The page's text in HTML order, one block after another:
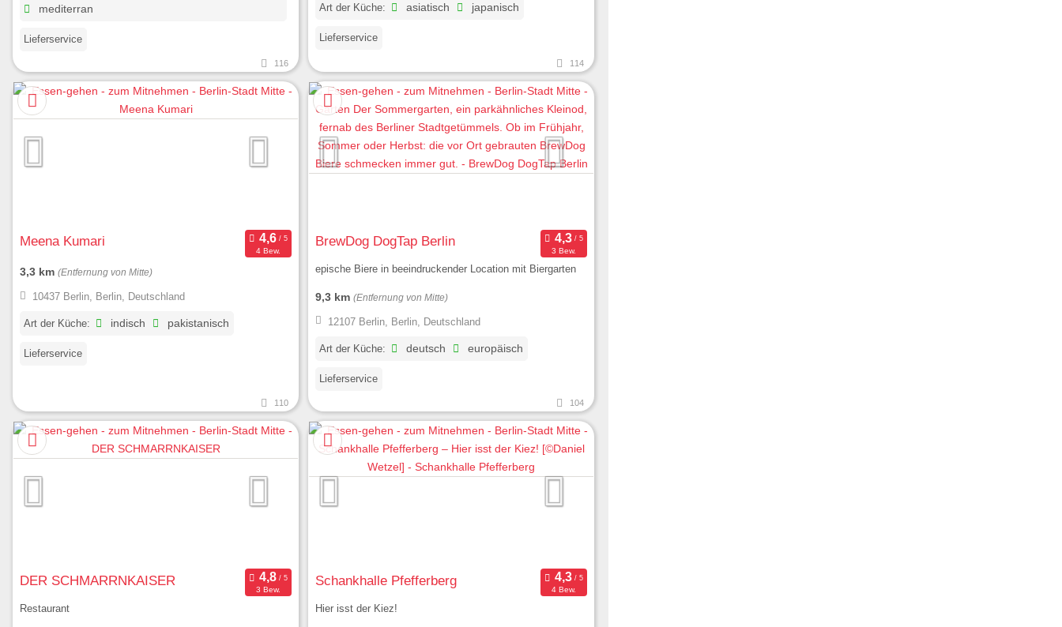
mediterran
Lieferservice
116
Art der Küche: asiatisch japanisch
Lieferservice
114
Meena Kumari
4 Bew.
3,3 km (Entfernung von Mitte)
10437 Berlin, Berlin, Deutschland
Art der Küche: indisch pakistanisch
Lieferservice
110
BrewDog DogTap Berlin
3 Bew.
epische Biere in beeindruckender Location mit Biergarten
9,3 km (Entfernung von Mitte)
12107 Berlin, Berlin, Deutschland
Art der Küche: deutsch europäisch
Lieferservice
104
DER SCHMARRNKAISER
3 Bew.
Restaurant
Schankhalle Pfefferberg
4 Bew.
Hier isst der Kiez!